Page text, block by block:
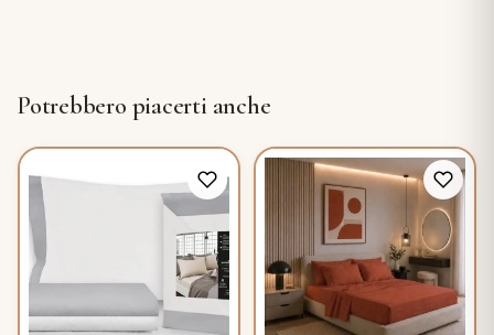
Potrebbero piacerti anche